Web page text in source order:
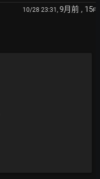
10/28 23:31, 9月前 , 15F